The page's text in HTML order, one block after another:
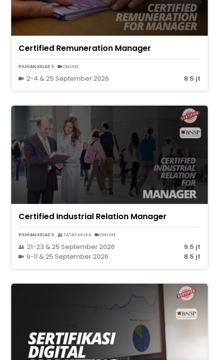
Certified Remuneration Manager
PILIHAN KELAS ONLINE
2-4 & 25 September 2026 8.5 jt
Certified Industrial Relation Manager
PILIHAN KELAS TATAP MUKA ONLINE
21-23 & 25 September 2026
9.5 jt
9-11 & 25 September 2026
8.5 jt